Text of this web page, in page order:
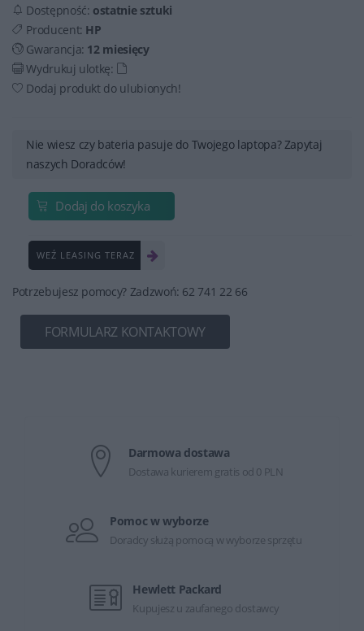
Dostępność: ostatnie sztuki
Producent: HP
Gwarancja: 12 miesięcy
Wydrukuj ulotkę:
Dodaj produkt do ulubionych!
Nie wiesz czy bateria pasuje do Twojego laptopa? Zapytaj
naszych Doradców!
Dodaj do koszyka
WEŹ LEASING TERAZ
Potrzebujesz pomocy? Zadzwoń: 62 741 22 66
FORMULARZ KONTAKTOWY
Darmowa dostawa
Dostawa kurierem gratis od 0 PLN
Pomoc w wyborze
Doradcy służą pomocą w wyborze sprzętu
Hewlett Packard
Kupujesz u zaufanego dostawcy